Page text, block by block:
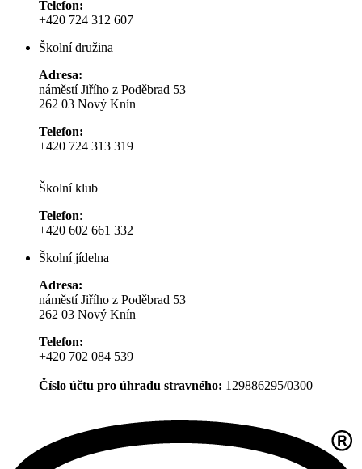
Telefon:
+420 724 312 607
Školní družina
Adresa:
náměstí Jiřího z Poděbrad 53
262 03 Nový Knín
Telefon:
+420 724 313 319
Školní klub
Telefon:
+420 602 661 332
Školní jídelna
Adresa:
náměstí Jiřího z Poděbrad 53
262 03 Nový Knín
Telefon:
+420 702 084 539
Číslo účtu pro úhradu stravného: 129886295/0300